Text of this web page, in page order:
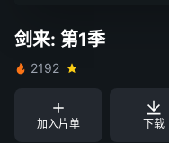
剑来: 第1季
2192
加入片单 下载